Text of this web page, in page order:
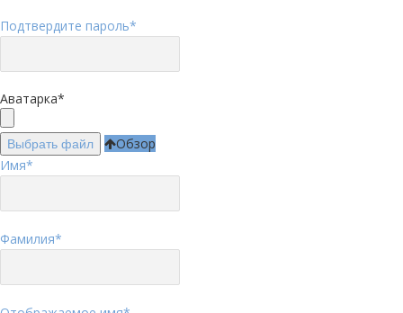
Подтвердите пароль*
Аватарка*
Выбрать файл
Обзор
Имя*
Фамилия*